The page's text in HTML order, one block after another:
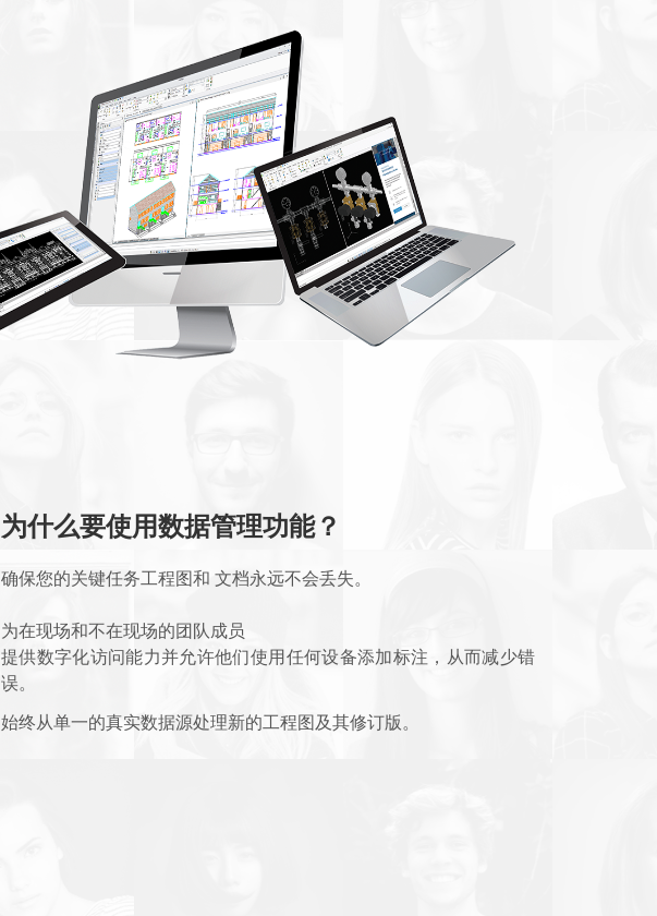
为什么要使用数据管理功能？
确保您的关键任务工程图和 文档永远不会丢失。
为在现场和不在现场的团队成员
提供数字化访问能力并允许他们使用任何设备添加标注，从而减少错
误。
始终从单一的真实数据源处理新的工程图及其修订版。